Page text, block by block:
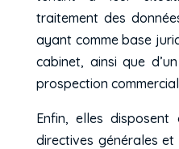
traitement des
ayant comme base
cabinet, ainsi que
prospection
Enfin, elles
directives générales